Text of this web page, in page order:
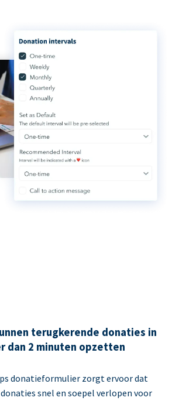
terugkerende donaties in
dan 2 minuten opzetten
donatieformulier zorgt ervoor dat
snel en soepel verlopen voor